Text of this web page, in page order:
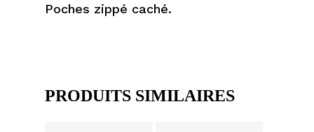
Poches zippé caché.
PRODUITS SIMILAIRES